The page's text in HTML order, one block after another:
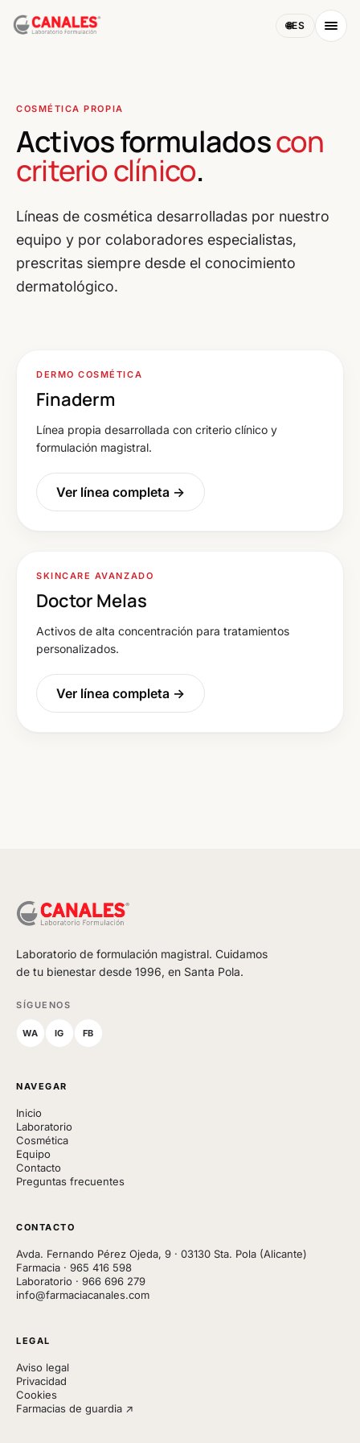
🌐ES
COSMÉTICA PROPIA
Activos formuladoscon
criterio clínico.
Líneas de cosmética desarrolladas por nuestro
equipo y por colaboradores especialistas,
prescritas siempre desde el conocimiento
dermatológico.
DERMO COSMÉTICA
Finaderm
Línea propia desarrollada con criterio clínico y
formulación magistral.
Ver línea completa →
SKINCARE AVANZADO
Doctor Melas
Activos de alta concentración para tratamientos
personalizados.
Ver línea completa →
Laboratorio de formulación magistral. Cuidamos
de tu bienestar desde 1996, en Santa Pola.
SÍGUENOS
WA IG FB
NAVEGAR
Inicio
Laboratorio
Cosmética
Equipo
Contacto
Preguntas frecuentes
CONTACTO
Avda. Fernando Pérez Ojeda, 9 · 03130 Sta. Pola (Alicante)
Farmacia · 965 416 598
Laboratorio · 966 696 279
info@farmaciacanales.com
LEGAL
Aviso legal
Privacidad
Cookies
Farmacias de guardia ↗